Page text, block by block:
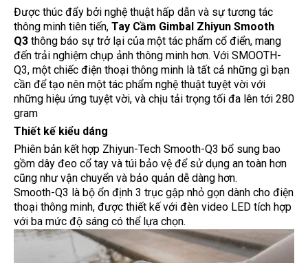
Được thúc đẩy bởi nghệ thuật hấp dẫn và sự tương tác
thông minh tiên tiến, Tay Cầm Gimbal Zhiyun Smooth
Q3 thông báo sự trở lại của một tác phẩm cổ điển, mang
đến trải nghiệm chụp ảnh thông minh hơn. Với SMOOTH-
Q3, một chiếc điện thoại thông minh là tất cả những gì bạn
cần để tạo nên một tác phẩm nghệ thuật tuyệt vời với
những hiệu ứng tuyệt vời, và chịu tải trọng tối đa lên tới 280
gram
Thiết kế kiểu dáng
Phiên bản kết hợp Zhiyun-Tech Smooth-Q3 bổ sung bao
gồm dây đeo cổ tay và túi bảo vệ để sử dụng an toàn hơn
cũng như vận chuyển và bảo quản dễ dàng hơn.
Smooth-Q3 là bộ ổn định 3 trục gập nhỏ gọn dành cho điện
thoại thông minh, được thiết kế với đèn video LED tích hợp
với ba mức độ sáng có thể lựa chọn.